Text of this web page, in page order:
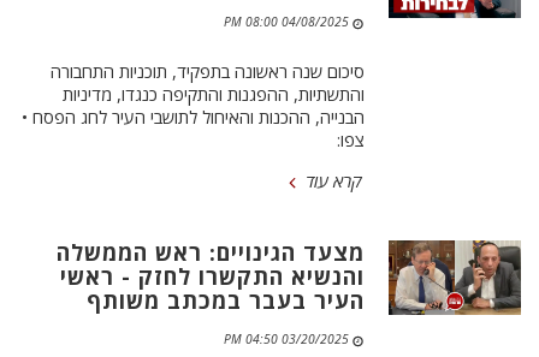
04/08/2025 08:00 PM
סיכום שנה ראשונה בתפקיד, תוכניות התחבורה
והתשתיות, ההפגנות והתקיפה כנגדו, מדיניות
הבנייה, ההכנות והאיחול לתושבי העיר לחג הפסח •
צפו:
קרא עוד
מצעד הגינויים: ראש הממשלה
והנשיא התקשרו לחזק - ראשי
העיר בעבר במכתב משותף
03/20/2025 04:50 PM